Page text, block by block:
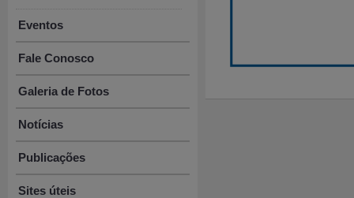
Eventos
Fale Conosco
Galeria de Fotos
Notícias
Publicações
Sites úteis